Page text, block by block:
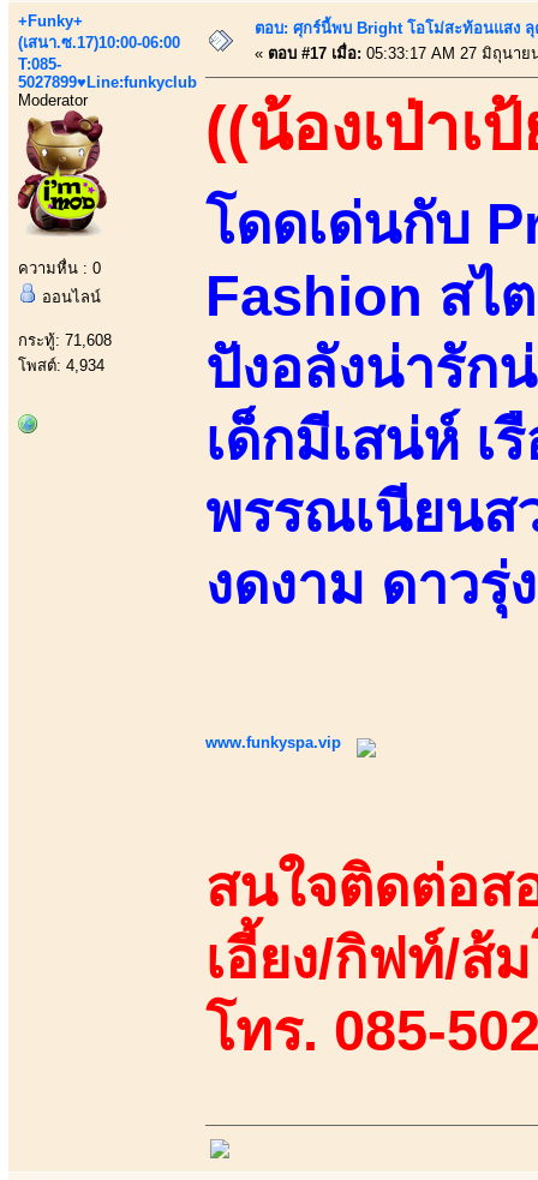
+Funky+
(เสนา.ซ.17)10:00-06:00
T:085-
5027899♥Line:funkyclub
Moderator
ความหื่น : 0
ออนไลน์
กระทู้: 71,608
โพสต์: 4,934
ตอบ: ศุกร์นี้พบ Bright โอโม่สะท้อนแสง
« ตอบ #17 เมื่อ: 05:33:17 AM 27 มิถุนาย
((น้องเป่าเ
โดดเด่นกับ
Fashion สไ
ปังอลังน่ารัก
เด็กมีเสน่ห์ เ
พรรณเนียนส
งดงาม ดาวรุ่
www.funkyspa.vip
สนใจติดต่อส
เอี้ยง/กิฟท์/ส้
โทร. 085-